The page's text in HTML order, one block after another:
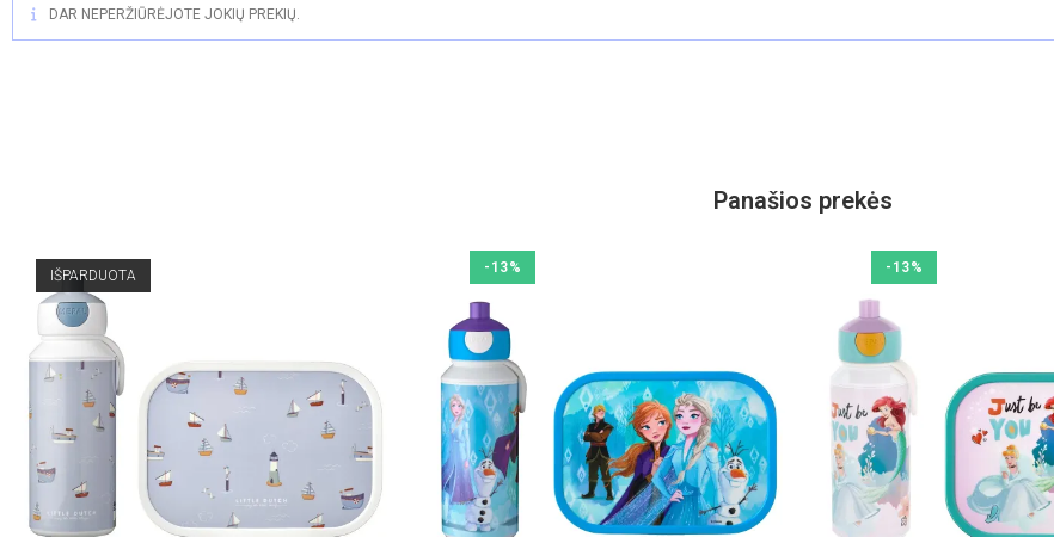
DAR NEPERŽIŪRĖJOTE JOKIŲ PREKIŲ.
Panašios prekės
IŠPARDUOTA
-13% -13%